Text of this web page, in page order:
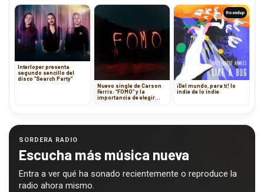
Interloper presenta
segundo sencillo del
disco “Search Party”
Nuevo single de Carson
Ferris: “FOMO” y la
importancia de elegir
Roundup
¡Del mundo, para ti! lo
indie de lo indie
SORDERA RADIO
Escucha más música nueva
Entra a ver qué ha sonado recientemente o reproduce la
radio ahora mismo.